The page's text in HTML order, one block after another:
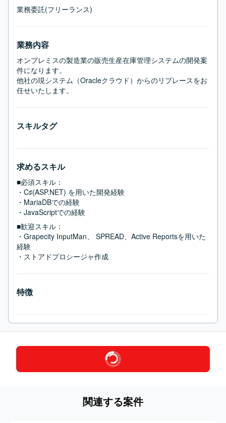
業務委託(フリーランス)
業務内容
オンプレミスの製造業の販売生産在庫管理システムの開発案
件になります。
他社の現システム（Oracleクラウド）からのリプレースをお
任せいたします。
スキルタグ
求めるスキル
■必須スキル：
・C♯(ASP.NET) を用いた開発経験
・MariaDBでの経験
・JavaScriptでの経験
■歓迎スキル：
・Grapecity InputMan、 SPREAD、Active Reportsを用いた
経験
・ストアドプロシージャ作成
特徴
関連する案件